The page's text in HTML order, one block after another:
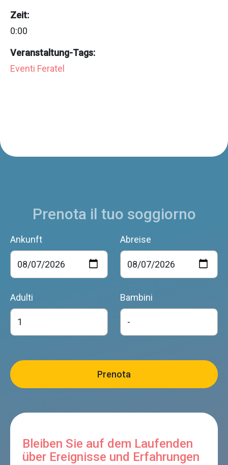
Zeit:
0:00
Veranstaltung-Tags:
Eventi Feratel
Prenota il tuo soggiorno
Ankunft Abreise
Adulti Bambini
Bleiben Sie auf dem Laufenden
über Ereignisse und Erfahrungen